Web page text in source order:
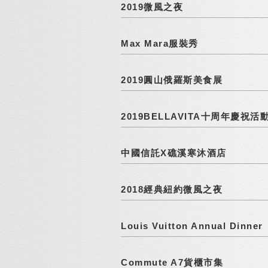
2019微風之夜
Max Mara服裝秀
2019圓山俄羅斯美食展
2019BELLAVITA十周年慶祝活
中國信託X礁溪寒沐酒店
2018經典紐約微風之夜
Louis Vuitton Annual Dinner
Commute A7貨櫃市集